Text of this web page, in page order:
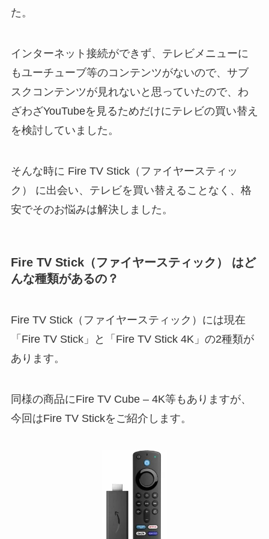
た。
インターネット接続ができず、テレビメニューに
もユーチューブ等のコンテンツがないので、サブ
スクコンテンツが見れないと思っていたので、わ
ざわざYouTubeを見るためだけにテレビの買い替え
を検討していました。
そんな時に Fire TV Stick（ファイヤースティッ
ク） に出会い、テレビを買い替えることなく、格
安でそのお悩みは解決しました。
Fire TV Stick（ファイヤースティック） はど
んな種類があるの？
Fire TV Stick（ファイヤースティック）には現在
「Fire TV Stick」と「Fire TV Stick 4K」の2種類が
あります。
同様の商品にFire TV Cube – 4K等もありますが、
今回はFire TV Stickをご紹介します。